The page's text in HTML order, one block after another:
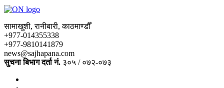
सामाखुशी, रानीबारी, काठमाण्डौँ
+977-014355338
+977-9810141879
news@sajhapana.com
सुचना बिभाग दर्ता नं. ३०५ / ०७२-०७३